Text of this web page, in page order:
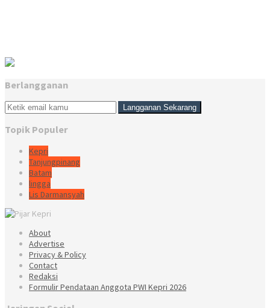
Berlangganan
Topik Populer
Kepri
Tanjungpinang
Batam
lingga
Lis Darmansyah
About
Advertise
Privacy & Policy
Contact
Redaksi
Formulir Pendataan Anggota PWI Kepri 2026